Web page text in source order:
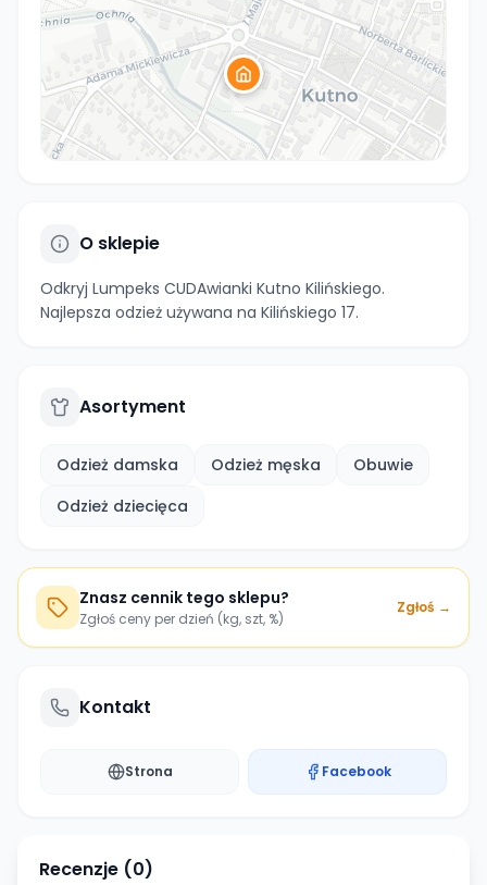
O sklepie
Odkryj Lumpeks CUDAwianki Kutno Kilińskiego.
Najlepsza odzież używana na Kilińskiego 17.
Asortyment
Odzież damska Odzież męska
Obuwie
Odzież dziecięca
Znasz cennik tego sklepu?
Zgłoś ceny per dzień (kg, szt, %)
Zgłoś →
Kontakt
Strona Facebook
Recenzje (0)